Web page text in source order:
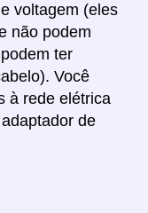
voltagem (eles
não podem
ter
Você
à rede elétrica
de